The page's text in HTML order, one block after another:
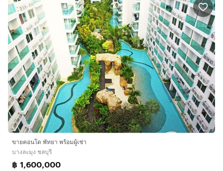
ขายคอนโด พัทยา พร้อมผู้เช่า
บางละมุง ชลบุรี
฿ 1,600,000